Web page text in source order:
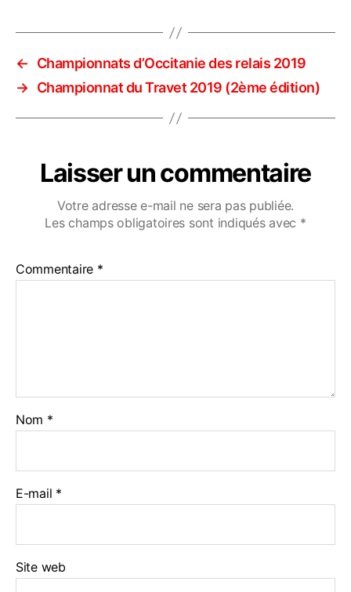
←
Championnats d’Occitanie des relais 2019
→ Championnat du Travet 2019 (2ème édition)
Laisser un commentaire
Votre adresse e-mail ne sera pas publiée.
Les champs obligatoires sont indiqués avec *
Commentaire *
Nom *
E-mail *
Site web